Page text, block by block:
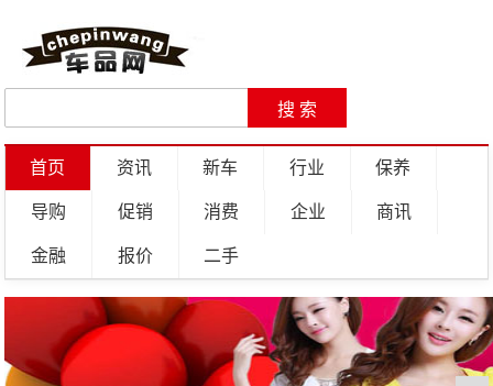
首页 资讯 新车 行业 保养
导购 促销 消费 企业 商讯
金融 报价 二手